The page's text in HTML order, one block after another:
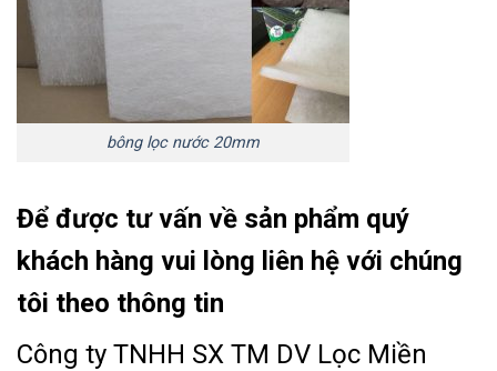
bông lọc nước 20mm
Để được tư vấn về sản phẩm quý
khách hàng vui lòng liên hệ với chúng
tôi theo thông tin
Công ty TNHH SX TM DV Lọc Miền